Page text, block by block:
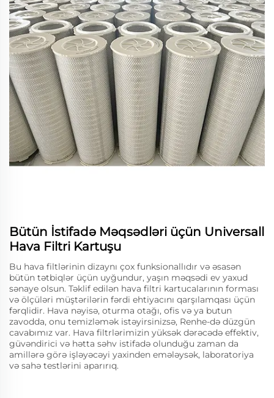
Bütün İstifadə Məqsədləri üçün Universall
Hava Filtri Kartuşu
Bu hava filtlərinin dizaynı çox funksionallıdır və əsasən
bütün tətbiqlər üçün uyğundur, yaşın məqsədi ev yaxud
sənaye olsun. Təklif edilən hava filtri kartucalarının forması
və ölçüləri müştərilərin fərdi ehtiyacını qarşılamqası üçün
fərqlidir. Hava nəyisə, oturma otağı, ofis və ya butun
zavodda, onu temizləmək istəyirsinizsə, Renhe-də düzgün
cavabımız var. Hava filtrlərimizin yüksək dərəcədə effektiv,
güvəndirici və hətta səhv istifadə olunduğu zaman da
amillərə görə işləyəcəyi yaxinden emələysək, laboratoriya
və sahə testlərini aparırıq.